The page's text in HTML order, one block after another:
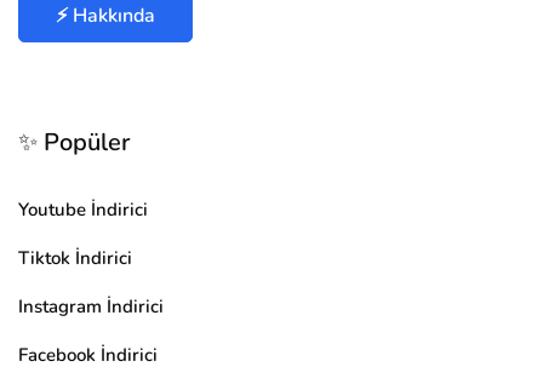
⚡ Hakkında
✨ Popüler
Youtube İndirici
Tiktok İndirici
Instagram İndirici
Facebook İndirici